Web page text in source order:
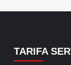
TARIFA